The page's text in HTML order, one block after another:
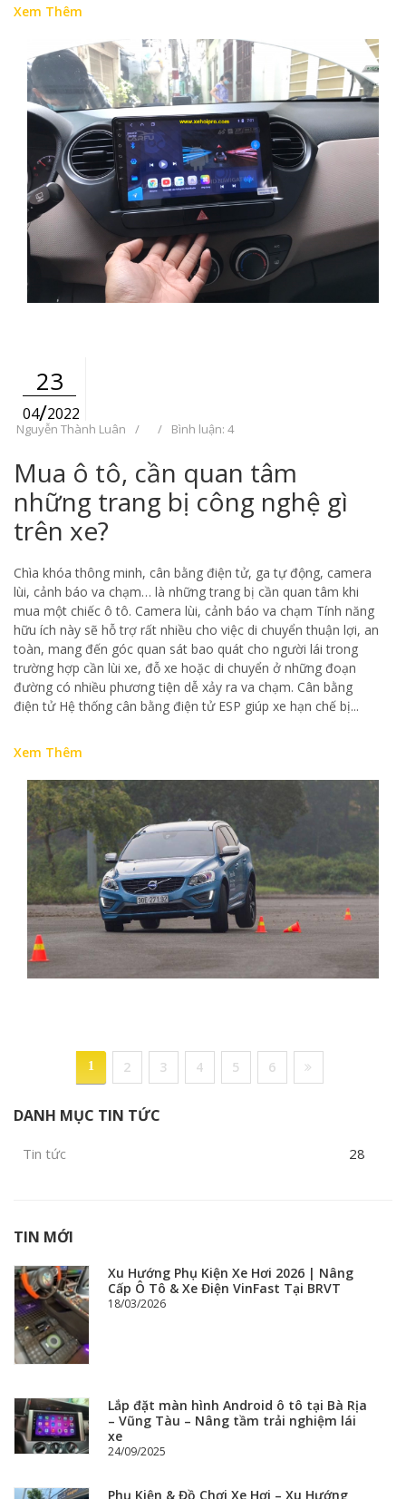
Xem Thêm
23
04/2022
Nguyễn Thành Luân / / Bình luận: 4
Mua ô tô, cần quan tâm
những trang bị công nghệ gì
trên xe?
Chìa khóa thông minh, cân bằng điện tử, ga tự động, camera
lùi, cảnh báo va chạm… là những trang bị cần quan tâm khi
mua một chiếc ô tô. Camera lùi, cảnh báo va chạm Tính năng
hữu ích này sẽ hỗ trợ rất nhiều cho việc di chuyển thuận lợi, an
toàn, mang đến góc quan sát bao quát cho người lái trong
trường hợp cần lùi xe, đỗ xe hoặc di chuyển ở những đoạn
đường có nhiều phương tiện dễ xảy ra va chạm. Cân bằng
điện tử Hệ thống cân bằng điện tử ESP giúp xe hạn chế bị...
Xem Thêm
1 2 3 4 5 6
DANH MỤC TIN TỨC
Tin tức 28
TIN MỚI
Xu Hướng Phụ Kiện Xe Hơi 2026 | Nâng
Cấp Ô Tô & Xe Điện VinFast Tại BRVT
18/03/2026
Lắp đặt màn hình Android ô tô tại Bà Rịa
– Vũng Tàu – Nâng tầm trải nghiệm lái
xe
24/09/2025
Phụ Kiện & Đồ Chơi Xe Hơi – Xu Hướng